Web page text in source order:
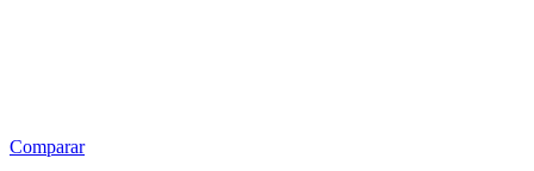
Comparar